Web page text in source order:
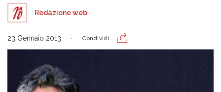
Redazione web
23 Gennaio 2013 Condividi